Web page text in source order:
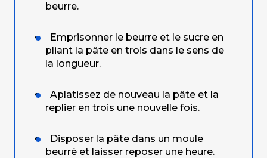
beurre.
Emprisonner le beurre et le sucre en
pliant la pâte en trois dans le sens de
la longueur.
Aplatissez de nouveau la pâte et la
replier en trois une nouvelle fois.
Disposer la pâte dans un moule
beurré et laisser reposer une heure.